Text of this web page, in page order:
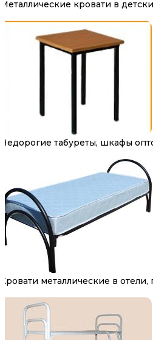
Металлические кровати в
Недорогие табуреты, шкафы
Кровати металлические в отели,